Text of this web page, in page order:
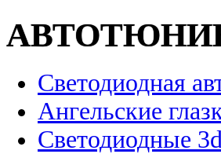
Светодиодная
Ангельские
Светодиодные